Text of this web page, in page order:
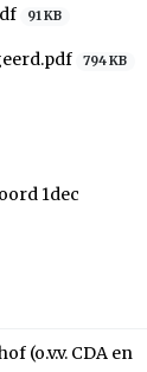
91 KB
794 KB
1dec
(o.v.v. CDA en